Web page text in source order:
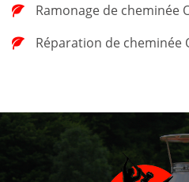
Ramonage de cheminée
Réparation de cheminée